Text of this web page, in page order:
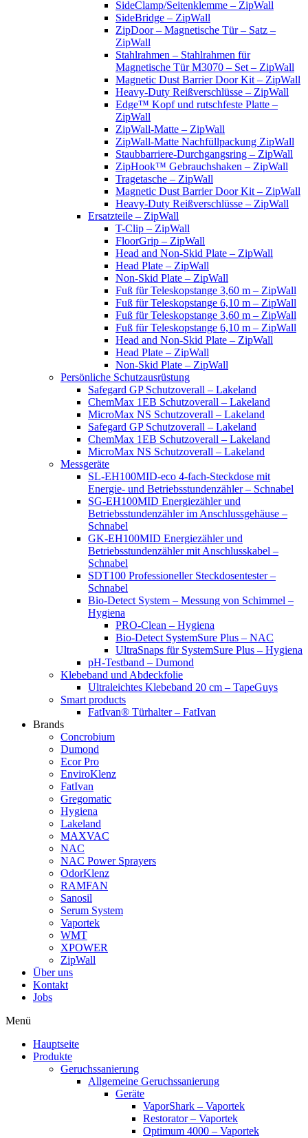
SideClamp/Seitenklemme – ZipWall
SideBridge – ZipWall
ZipDoor – Magnetische Tür – Satz –
ZipWall
Stahlrahmen – Stahlrahmen für
Magnetische Tür M3070 – Set – ZipWall
Magnetic Dust Barrier Door Kit – ZipWall
Heavy-Duty Reißverschlüsse – ZipWall
Edge™ Kopf und rutschfeste Platte –
ZipWall
ZipWall-Matte – ZipWall
ZipWall-Matte Nachfüllpackung ZipWall
Staubbarriere-Durchgangsring – ZipWall
ZipHook™ Gebrauchshaken – ZipWall
Tragetasche – ZipWall
Magnetic Dust Barrier Door Kit – ZipWall
Heavy-Duty Reißverschlüsse – ZipWall
Ersatzteile – ZipWall
T-Clip – ZipWall
FloorGrip – ZipWall
Head and Non-Skid Plate – ZipWall
Head Plate – ZipWall
Non-Skid Plate – ZipWall
Fuß für Teleskopstange 3,60 m – ZipWall
Fuß für Teleskopstange 6,10 m – ZipWall
Fuß für Teleskopstange 3,60 m – ZipWall
Fuß für Teleskopstange 6,10 m – ZipWall
Head and Non-Skid Plate – ZipWall
Head Plate – ZipWall
Non-Skid Plate – ZipWall
Persönliche Schutzausrüstung
Safegard GP Schutzoverall – Lakeland
ChemMax 1EB Schutzoverall – Lakeland
MicroMax NS Schutzoverall – Lakeland
Safegard GP Schutzoverall – Lakeland
ChemMax 1EB Schutzoverall – Lakeland
MicroMax NS Schutzoverall – Lakeland
Messgeräte
SL-EH100MID-eco 4-fach-Steckdose mit
Energie- und Betriebsstundenzähler – Schnabel
SG-EH100MID Energiezähler und
Betriebsstundenzähler im Anschlussgehäuse –
Schnabel
GK-EH100MID Energiezähler und
Betriebsstundenzähler mit Anschlusskabel –
Schnabel
SDT100 Professioneller Steckdosentester –
Schnabel
Bio-Detect System – Messung von Schimmel –
Hygiena
PRO-Clean – Hygiena
Bio-Detect SystemSure Plus – NAC
UltraSnaps für SystemSure Plus – Hygiena
pH-Testband – Dumond
Klebeband und Abdeckfolie
Ultraleichtes Klebeband 20 cm – TapeGuys
Smart products
FatIvan® Türhalter – FatIvan
Brands
Concrobium
Dumond
Ecor Pro
EnviroKlenz
FatIvan
Gregomatic
Hygiena
Lakeland
MAXVAC
NAC
NAC Power Sprayers
OdorKlenz
RAMFAN
Sanosil
Serum System
Vaportek
WMT
XPOWER
ZipWall
Über uns
Kontakt
Jobs
Menü
Hauptseite
Produkte
Geruchssanierung
Allgemeine Geruchssanierung
Geräte
VaporShark – Vaportek
Restorator – Vaportek
Optimum 4000 – Vaportek